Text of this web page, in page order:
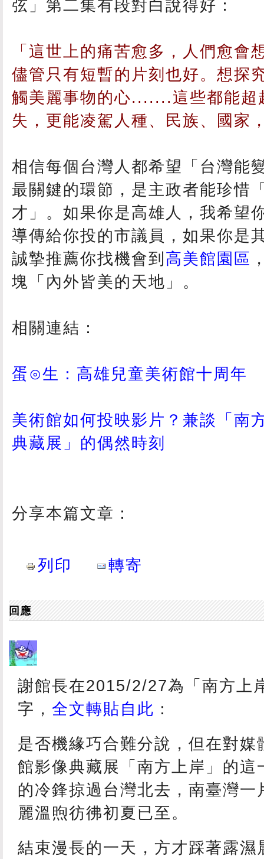
弦」第二集有段對白說得好：
「這世上的痛苦愈多，人們愈會
儘管只有短暫的片刻也好。想探
觸美麗事物的心.......這些都能超
失，更能凌駕人種、民族、國家
相信每個台灣人都希望「台灣能
最關鍵的環節，是主政者能珍惜
才」。如果你是高雄人，我希望
導傳給你投的市議員，如果你是
誠摯推薦你找機會到 高美館園區
塊「內外皆美的天地」。
相關連結：
蛋⊙生：高雄兒童美術館十周年
美術館如何投映影片？兼談「南
典藏展」的偶然時刻
分享本篇文章：
列印 轉寄
回應
謝館長在2015/2/27為「南方上
字， 全文轉貼自此 ：
是否機緣巧合難分說，但在對媒
館影像典藏展「南方上岸」的這
的冷鋒掠過台灣北去，南臺灣一
麗溫煦彷彿初夏已至。
結束漫長的一天，方才踩著露濕